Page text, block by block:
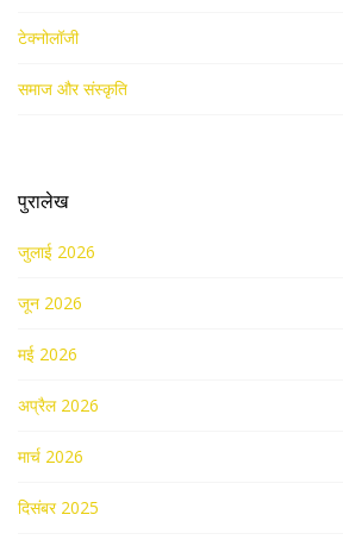
टेक्नोलॉजी
समाज और संस्कृति
पुरालेख
जुलाई 2026
जून 2026
मई 2026
अप्रैल 2026
मार्च 2026
दिसंबर 2025